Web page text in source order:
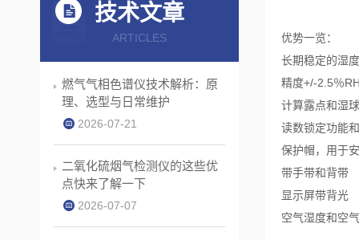
优势一览：
长期稳定的湿
精度+/-2.5％
计算露点和湿
读数锁定功能
保护帽，用于
带手带和背带
显示屏带背光
空气湿度和空
技术文章
ARTICLES
燃气气相色谱仪技术解析：原
理、选型与日常维护
2026-07-21
二氧化硫烟气检测仪的这些优
点快来了解一下
2026-07-07